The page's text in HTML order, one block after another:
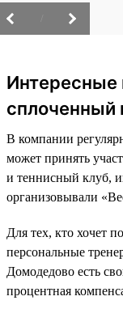
сплоченный
В компании
может принять
и теннисный клуб,
организовывали
Для тех, кто хочет
персональные
Домодедово есть
процентная